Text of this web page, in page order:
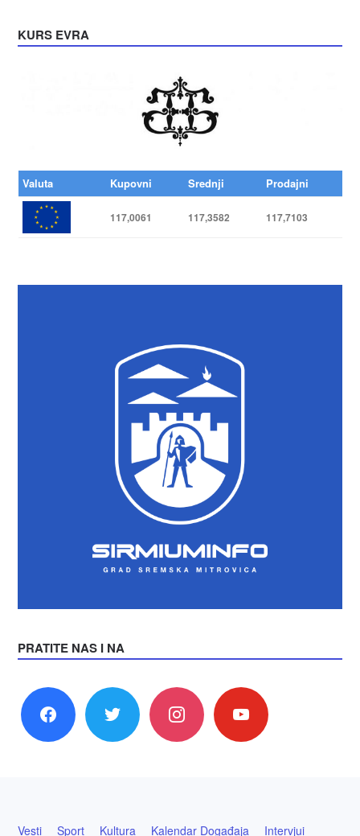
KURS EVRA
Valuta Kupovni Srednji Prodajni
117,0061 117,3582 117,7103
PRATITE NAS I NA
facebook twitter instagram youtube
Vesti Sport Kultura Kalendar Događaja Intervjui